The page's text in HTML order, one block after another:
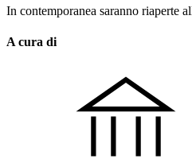
In contemporanea saranno riaperte
A cura di